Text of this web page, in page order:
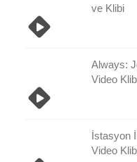
ve Klibi
Always:
Video
İstasyon
Video